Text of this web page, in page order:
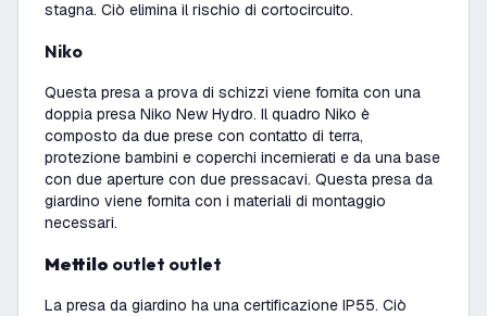
stagna. Ciò elimina il rischio di cortocircuito.
Niko
Questa presa a prova di schizzi viene fornita con una
doppia presa Niko New Hydro. Il quadro Niko è
composto da due prese con contatto di terra,
protezione bambini e coperchi incernierati e da una base
con due aperture con due pressacavi. Questa presa da
giardino viene fornita con i materiali di montaggio
necessari.
Mettilo outlet outlet
La presa da giardino ha una certificazione IP55. Ciò